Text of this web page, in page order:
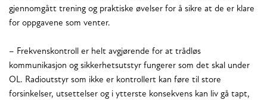
gjennomgått trening og praktiske øvelser for å sikre at de er klare
for oppgavene som venter.
– Frekvenskontroll er helt avgjørende for at trådløs
kommunikasjon og sikkerhetsutstyr fungerer som det skal under
OL. Radioutstyr som ikke er kontrollert kan føre til store
forsinkelser, utsettelser og i ytterste konsekvens kan liv gå tapt,